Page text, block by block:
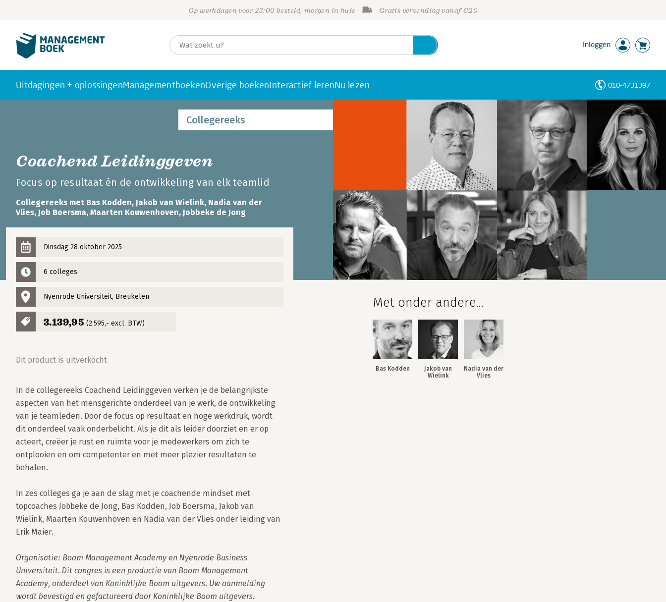
Op werkdagen voor 23:00 besteld, morgen in huis Gratis verzending vanaf €20
Inloggen
Uitdagingen + oplossingenManagementboekenOverige boekenInteractief lerenNu lezen 010-4731397
Collegereeks
Coachend Leidinggeven
Focus op resultaat én de ontwikkeling van elk teamlid
Collegereeks met Bas Kodden, Jakob van Wielink, Nadia van der
Vlies, Job Boersma, Maarten Kouwenhoven, Jobbeke de Jong
Dinsdag 28 oktober 2025
6 colleges
Nyenrode Universiteit, Breukelen
3.139,95 (2.595,- excl. BTW)
Dit product is uitverkocht
In de collegereeks Coachend Leidinggeven verken je de belangrijkste
aspecten van het mensgerichte onderdeel van je werk, de ontwikkeling
van je teamleden. Door de focus op resultaat en hoge werkdruk, wordt
dit onderdeel vaak onderbelicht. Als je dit als leider doorziet en er op
acteert, creëer je rust en ruimte voor je medewerkers om zich te
ontplooien en om competenter en met meer plezier resultaten te
behalen.
In zes colleges ga je aan de slag met je coachende mindset met
topcoaches Jobbeke de Jong, Bas Kodden, Job Boersma, Jakob van
Wielink, Maarten Kouwenhoven en Nadia van der Vlies onder leiding van
Erik Maier.
Organisatie: Boom Management Academy en Nyenrode Business
Universiteit. Dit congres is een productie van Boom Management
Academy, onderdeel van Koninklijke Boom uitgevers. Uw aanmelding
wordt bevestigd en gefactureerd door Koninklijke Boom uitgevers.
Met onder andere...
Bas Kodden
Jakob van
Wielink
Nadia van der
Vlies
Personen
Trefwoorden